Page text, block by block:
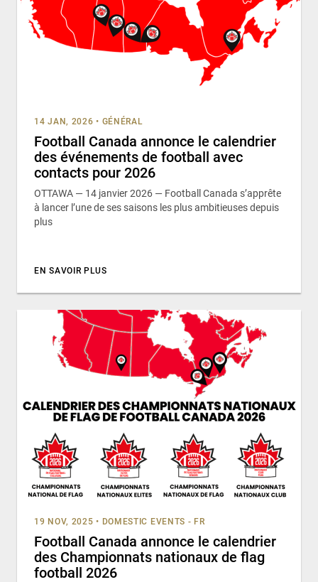
14 JAN, 2026 • GÉNÉRAL
Football Canada annonce le calendrier
des événements de football avec
contacts pour 2026
OTTAWA — 14 janvier 2026 — Football Canada s’apprête
à lancer l’une de ses saisons les plus ambitieuses depuis
plus
EN SAVOIR PLUS
19 NOV, 2025 • DOMESTIC EVENTS - FR
Football Canada annonce le calendrier
des Championnats nationaux de flag
football 2026